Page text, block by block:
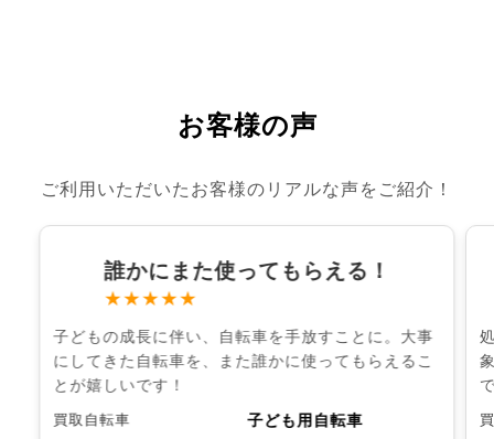
お客様の声
ご利用いただいたお客様のリアルな声をご紹介！
誰かにまた使ってもらえる！
★★★★★
子どもの成長に伴い、自転車を手放すことに。大事
にしてきた自転車を、また誰かに使ってもらえるこ
とが嬉しいです！
買取自転車 子ども用自転車